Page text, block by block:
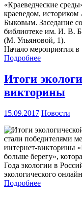
«Краеведческие
краеведом,
Быковым. Заседание
библиотеке им. И. В.
(М. Ульяновой, 1).
Начало мероприятия в
Подробнее
Итоги
викторины
15.09.2017 Новости
стали победителями
интернет-викторины
больше берегу»,
Года экологии в
экологического
Подробнее